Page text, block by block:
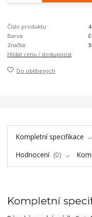
Číslo produktu:
Barva:
Značka:
Hlídat cenu / dostupnost
Do oblíbených
Kompletní specifikace
Hodnocení
0
Kompletní